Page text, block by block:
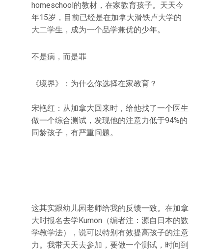
homeschool的教材，在家教育孩子。天天今
年15岁，目前已经是在加拿大滑铁卢大学的
大二学生，成为一个品学兼优的少年。
不是病，而是罪
《境界》：为什么你选择在家教育？
宋艳红：从加拿大回来时，给他找了一个医生
做一个综合测试，发现他的注意力低于94%的
同龄孩子，有严重问题。
这其实跟幼儿园老师给我的反馈一致。在加拿
大时报名去学Kumon（编者注：源自日本的数
学教学法），说可以特别有效提高孩子的注意
力。我带天天去参加，要做一个测试，时间到